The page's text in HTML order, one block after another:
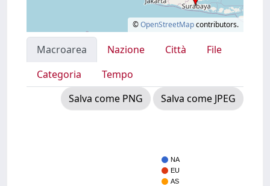
©OpenStreetMapcontributors.
Macroarea Nazione Città
File
Categoria
Tempo
Salva come PNG
Salva come JPEG
NA
EU
AS